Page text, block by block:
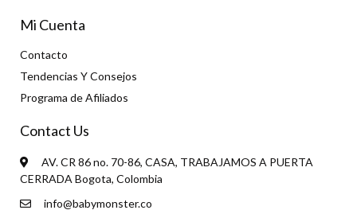
Mi Cuenta
Contacto
Tendencias Y Consejos
Programa de Afiliados
Contact Us
AV. CR 86 no. 70-86, CASA, TRABAJAMOS A PUERTA
CERRADA Bogota, Colombia
info@babymonster.co